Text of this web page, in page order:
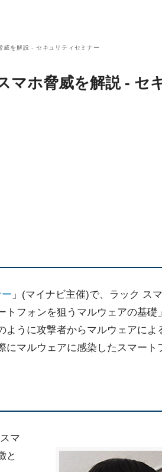
を解説 - セキュリティセミナー
マホ脅威を解説 - セ
」(マイナビ主催)で、ラック ス
トフォンを狙うマルウェアの基礎
ように攻撃者からマルウェアによ
マルウェアに感染したスマート
マ
と